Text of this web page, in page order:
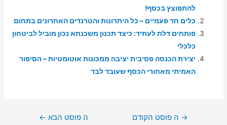
להתפוצץ בכסף!
כלים חד פעמיים – כל היתרונות והטרנדים האחרונים בתחום
פותחים דלת לעתיד: כיצד תכנון משכנתא נכון מוביל לביטחון
כלכלי
יצירת הכנסה פסיבית יציבה ממכונות אוטומטיות – הסיפור
האמיתי מאחורי הכסף שעובד לבד
ניווט
→ ה פוסט הקודם ה פוסט הבא ←